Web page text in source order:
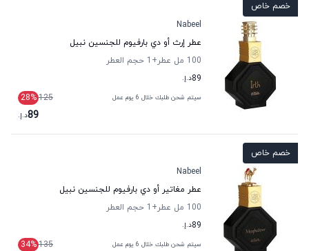
خصم خاص
Nabeel
عطر إرث أو دي بارفيوم للجنسين نبيل
100 مل عطر
+1
حجم العطر
89د.إ.
سيتم شحن طلبك خلال 6 يوم عمل 125
28%
89د.إ.
خصم خاص
Nabeel
عطر مغاتير أو دي بارفيوم للجنسين نبيل
100 مل عطر
+1
حجم العطر
89د.إ.
سيتم شحن طلبك خلال 6 يوم عمل 135
34%